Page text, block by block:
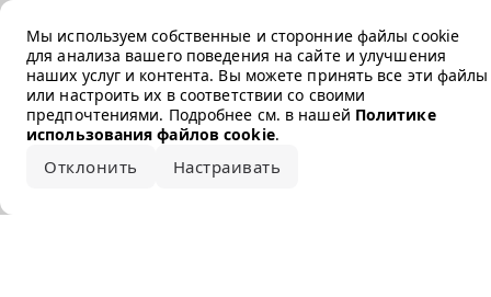
Мы используем собственные и сторонние файлы cookie
для анализа вашего поведения на сайте и улучшения
наших услуг и контента. Вы можете принять все эти файлы
или настроить их в соответствии со своими
предпочтениями. Подробнее см. в нашей Политике
использования файлов cookie.
Отклонить Настраивать
Error loading the brand